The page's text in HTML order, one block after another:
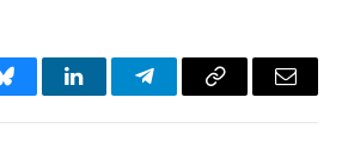
BlueskyLinkedInTelegramCopy
Email